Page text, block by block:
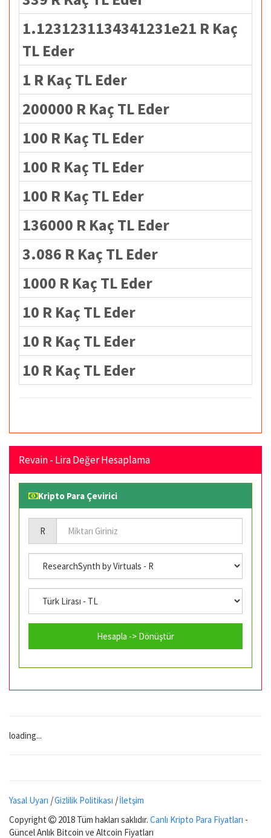
1.1231231134341231e21 R Kaç
TL Eder
1 R Kaç TL Eder
200000 R Kaç TL Eder
100 R Kaç TL Eder
100 R Kaç TL Eder
100 R Kaç TL Eder
136000 R Kaç TL Eder
3.086 R Kaç TL Eder
1000 R Kaç TL Eder
10 R Kaç TL Eder
10 R Kaç TL Eder
10 R Kaç TL Eder
Revain - Lira Değer Hesaplama
Kripto Para Çevirici
R
Hesapla -> Dönüştür
loading...
Yasal Uyarı |Gizlilik Politikası |İletşim
Copyright
2018 Tüm hakları saklıdır. Canlı Kripto Para Fiyatları -
Güncel Anlık Bitcoin ve Altcoin Fiyatları